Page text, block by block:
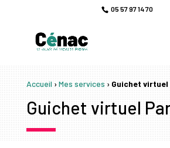
05 57 97 14 70
Accueil›Mes services›Guichet
Guichet virtuel